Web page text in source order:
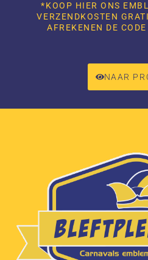
*KOOP HIER ONS
VERZENDKOSTEN
AFREKENEN DE
NAAR